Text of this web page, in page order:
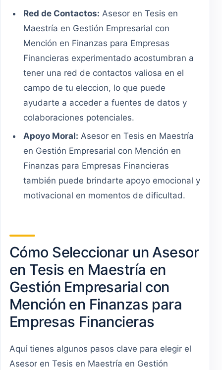
Red de Contactos: Asesor en Tesis en
Maestría en Gestión Empresarial con
Mención en Finanzas para Empresas
Financieras experimentado acostumbran a
tener una red de contactos valiosa en el
campo de tu eleccion, lo que puede
ayudarte a acceder a fuentes de datos y
colaboraciones potenciales.
Apoyo Moral: Asesor en Tesis en Maestría
en Gestión Empresarial con Mención en
Finanzas para Empresas Financieras
también puede brindarte apoyo emocional y
motivacional en momentos de dificultad.
Cómo Seleccionar un Asesor
en Tesis en Maestría en
Gestión Empresarial con
Mención en Finanzas para
Empresas Financieras
Aquí tienes algunos pasos clave para elegir el
Asesor en Tesis en Maestría en Gestión